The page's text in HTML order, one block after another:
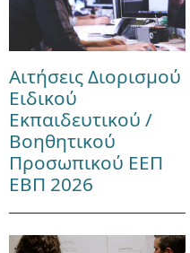
Αιτήσεις Διορισμού
Ειδικού
Εκπαιδευτικού /
Βοηθητικού
Προσωπικού ΕΕΠ
ΕΒΠ 2026